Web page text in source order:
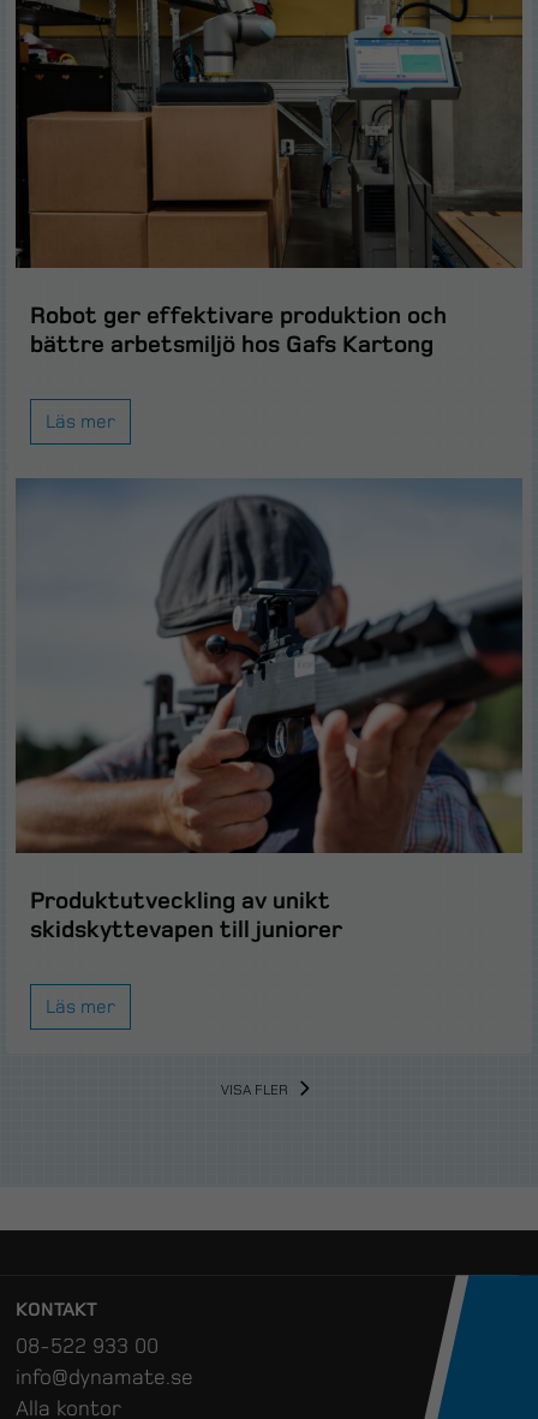
Robot ger effektivare produktion och
bättre arbetsmiljö hos Gafs Kartong
Läs mer
Produktutveckling av unikt
skidskyttevapen till juniorer
Läs mer
VISA FLER
KONTAKT
08-522 933 00
info@dynamate.se
Alla kontor